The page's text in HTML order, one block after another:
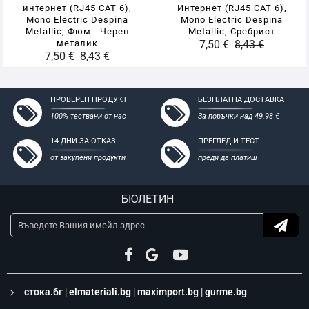
гипсокартон
интернет (RJ45 CAT 6),
Mono Electric Despina
Metallic, Фюм - Черен
металик
7,50 € 8,43 €
Интернет (RJ45 CAT 6),
Mono Electric Despina
Metallic, Сребрист
7,50 € 8,43 €
ПРОВЕРЕН ПРОДУКТ
100% тествани от нас
БЕЗПЛАТНА ДОСТАВКА
За поръчки над 49.98 €
14 ДНИ ЗА ОТКАЗ
от закупени продукти
ПРЕГЛЕД И ТЕСТ
преди да платиш
БЮЛЕТИН
стока.бг |elmateriali.bg |maximport.bg |gurme.bg